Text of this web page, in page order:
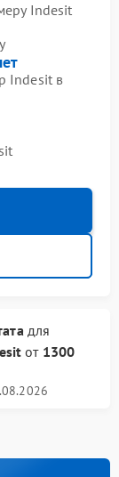
Indesit
Indesit в
для
от 1300